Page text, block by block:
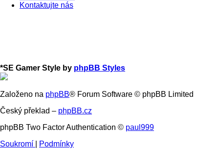
Kontaktujte nás
*SE Gamer Style by phpBB Styles
Založeno na phpBB® Forum Software © phpBB Limited
Český překlad – phpBB.cz
phpBB Two Factor Authentication © paul999
Soukromí
Podmínky